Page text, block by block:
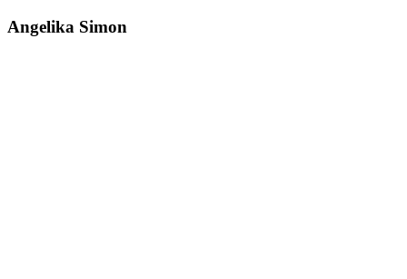
Angelika Simon